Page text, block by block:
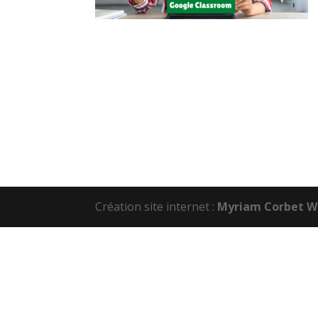
Création site internet : Myriam Corbet